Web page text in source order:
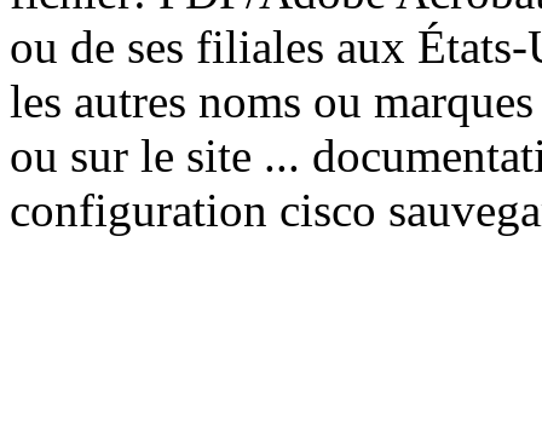
ou de ses filiales aux
les autres noms ou
ou sur le site ...
configuration cisco